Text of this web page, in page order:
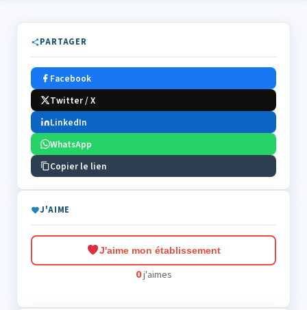
PARTAGER
Facebook
Twitter / X
LinkedIn
WhatsApp
Copier le lien
J'AIME
J'aime mon établissement
0j'aimes